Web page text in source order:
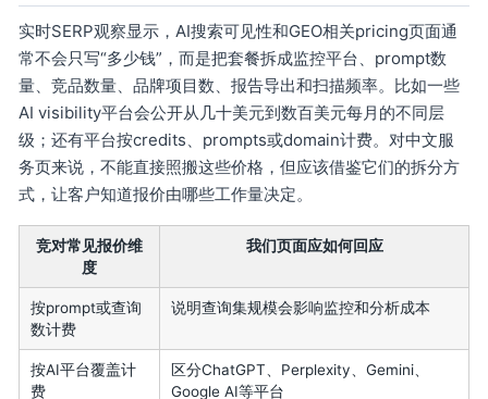
实时SERP观察显示，AI搜索可见性和GEO相关pricing页面通
常不会只写“多少钱”，而是把套餐拆成监控平台、prompt数
量、竞品数量、品牌项目数、报告导出和扫描频率。比如一些
AI visibility平台会公开从几十美元到数百美元每月的不同层
级；还有平台按credits、prompts或domain计费。对中文服
务页来说，不能直接照搬这些价格，但应该借鉴它们的拆分方
式，让客户知道报价由哪些工作量决定。
竞对常见报价维
度
我们页面应如何回应
按prompt或查询
数计费
说明查询集规模会影响监控和分析成本
按AI平台覆盖计
费
区分ChatGPT、Perplexity、Gemini、
Google AI等平台